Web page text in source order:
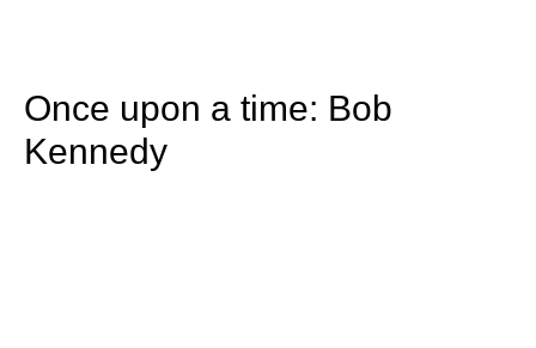
Once upon a time: Bob
Kennedy